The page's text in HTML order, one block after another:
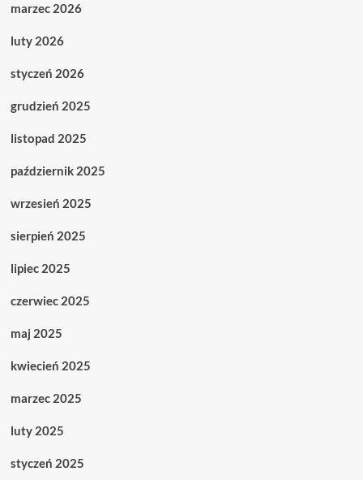
marzec 2026
luty 2026
styczeń 2026
grudzień 2025
listopad 2025
październik 2025
wrzesień 2025
sierpień 2025
lipiec 2025
czerwiec 2025
maj 2025
kwiecień 2025
marzec 2025
luty 2025
styczeń 2025